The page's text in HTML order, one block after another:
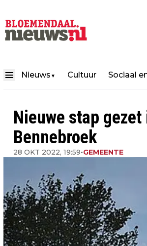
Nieuws ▼ Cultuur Sociaal
Nieuwe stap
Bennebroek
28 OKT 2022, 19:59•GEMEENTE